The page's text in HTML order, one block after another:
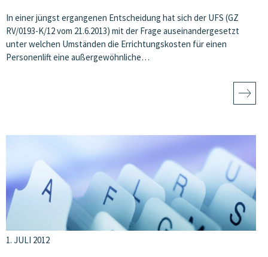
In einer jüngst ergangenen Entscheidung hat sich der UFS (GZ
RV/0193-K/12 vom 21.6.2013) mit der Frage auseinandergesetzt
unter welchen Umständen die Errichtungskosten für einen
Personenlift eine außergewöhnliche…
1. JULI 2012